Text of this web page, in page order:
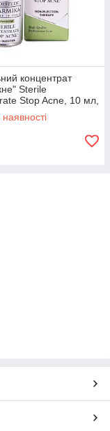
концентрат
Sterile
Stop Acne, 10 мл,